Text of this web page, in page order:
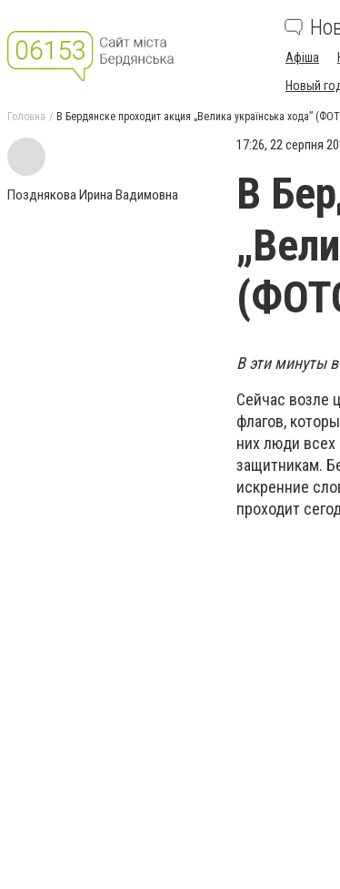
Афіша
Новый
Головна В Бердянске проходит акция „Велика українська хода”
Позднякова Ирина Вадимовна
17:26, 22 серпня
В
В эти минуты
Сейчас возле
флагов,
них люди
защитникам.
искренние
проходит